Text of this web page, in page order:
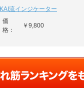
KAI流インジケーター
価
格：
￥9,800